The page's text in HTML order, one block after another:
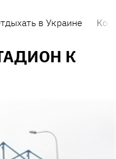
в Украине
К